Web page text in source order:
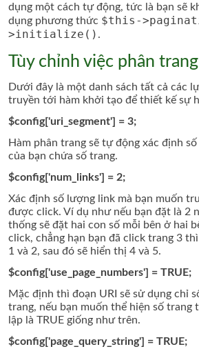
dụng một cách tự động, tức là bạn sẽ
dụng phương thức $this-
>initialize() .
Tùy chỉnh việc phân trang
Dưới đây là một danh sách tất cả các
truyền tới hàm khởi tạo để thiết kế sự
$config['uri_segment'] = 3;
Hàm phân trang sẽ tự động xác định
của bạn chứa số trang.
$config['num_links'] = 2;
Xác định số lượng link mà bạn muốn
được click. Ví dụ như nếu bạn đặt là 2
thống sẽ đặt hai con số mỗi bên ở hai
click, chẳng hạn bạn đã click trang 3
1 và 2, sau đó sẽ hiển thị 4 và 5.
$config['use_page_numbers'] = TRUE;
Mặc định thì đoạn URI sẽ sử dụng chỉ
trang, nếu bạn muốn thể hiện số
lập là TRUE giống như trên.
$config['page_query_string'] = TRUE;